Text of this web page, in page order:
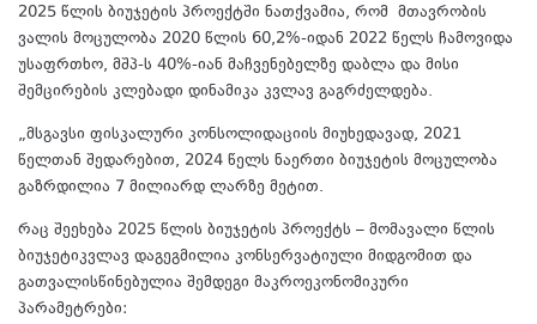
2025 წლის ბიუჯეტის პროექტში ნათქვამია, რომ მთავრობის
ვალის მოცულობა 2020 წლის 60,2%-იდან 2022 წელს ჩამოვიდა
უსაფრთხო, მშპ-ს 40%-იან მაჩვენებელზე დაბლა და მისი
შემცირების კლებადი დინამიკა კვლავ გაგრძელდება.
„მსგავსი ფისკალური კონსოლიდაციის მიუხედავად, 2021
წელთან შედარებით, 2024 წელს ნაერთი ბიუჯეტის მოცულობა
გაზრდილია 7 მილიარდ ლარზე მეტით.
რაც შეეხება 2025 წლის ბიუჯეტის პროექტს – მომავალი წლის
ბიუჯეტიკვლავ დაგეგმილია კონსერვატიული მიდგომით და
გათვალისწინებულია შემდეგი მაკროეკონომიკური
პარამეტრები: